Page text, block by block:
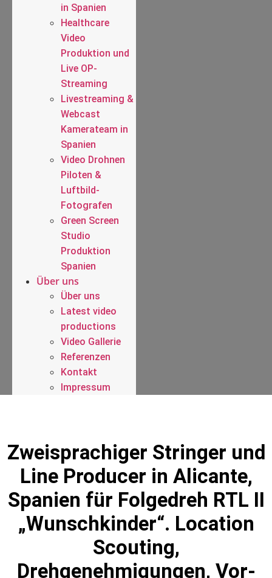
in Spanien
Healthcare
Video
Produktion und
Live OP-
Streaming
Livestreaming &
Webcast
Kamerateam in
Spanien
Video Drohnen
Piloten &
Luftbild-
Fotografen
Green Screen
Studio
Produktion
Spanien
Über uns
Über uns
Latest video
productions
Video Gallerie
Referenzen
Kontakt
Impressum
Zweisprachiger Stringer und
Line Producer in Alicante,
Spanien für Folgedreh RTL II
„Wunschkinder“. Location
Scouting,
Drehgenehmigungen, Vor-